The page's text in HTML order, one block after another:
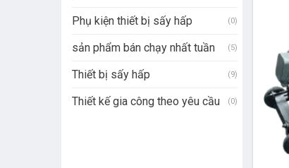
Phụ kiện thiết bị sấy hấp (0)
sản phẩm bán chạy nhất tuần (5)
Thiết bị sấy hấp (9)
Thiết kế gia công theo yêu cầu (0)